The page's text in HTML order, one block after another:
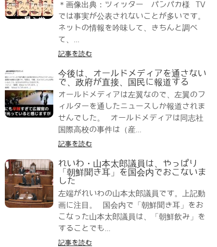
＊画像出典：ツィッター パンパカ様 TV
では事実が公表されないことが多いです。
ネットの情報を吟味して、きちんと調べ
て、...
記事を読む
今後は、オールドメディアを通さない
で、政府が直接、国民に報道する
オールドメディアは左翼なので、左翼のフ
ィルターを通したニュースしか報道されま
せんでした。 オールドメディアは同志社
国際高校の事件は（産...
記事を読む
れいわ・山本太郎議員は、やっぱり
「朝鮮聞き耳」を国会内でおこないま
した
左端がれいわの山本太郎議員です。上記動
画に注目。 国会内で「朝鮮聞き耳」をお
こなった山本太郎議員は、「朝鮮飲み」を
することでも...
記事を読む